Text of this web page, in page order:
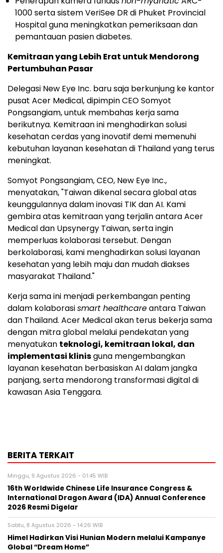
1000 serta sistem VeriSee DR di Phuket Provincial
Hospital guna meningkatkan pemeriksaan dan
pemantauan pasien diabetes.
Kemitraan yang Lebih Erat untuk Mendorong
Pertumbuhan Pasar
Delegasi New Eye Inc. baru saja berkunjung ke kantor
pusat Acer Medical, dipimpin CEO Somyot
Pongsangiam, untuk membahas kerja sama
berikutnya. Kemitraan ini menghadirkan solusi
kesehatan cerdas yang inovatif demi memenuhi
kebutuhan layanan kesehatan di Thailand yang terus
meningkat.
Somyot Pongsangiam, CEO, New Eye Inc.,
menyatakan, "Taiwan dikenal secara global atas
keunggulannya dalam inovasi TIK dan AI. Kami
gembira atas kemitraan yang terjalin antara Acer
Medical dan Upsynergy Taiwan, serta ingin
memperluas kolaborasi tersebut. Dengan
berkolaborasi, kami menghadirkan solusi layanan
kesehatan yang lebih maju dan mudah diakses
masyarakat Thailand."
Kerja sama ini menjadi perkembangan penting
dalam kolaborasismart healthcareantara Taiwan
dan Thailand. Acer Medical akan terus bekerja sama
dengan mitra global melalui pendekatan yang
menyatukan teknologi, kemitraan lokal, dan
implementasi klinisguna mengembangkan
layanan kesehatan berbasiskan AI dalam jangka
panjang, serta mendorong transformasi digital di
kawasan Asia Tenggara.
BERITA TERKAIT
Minggu, 9 Agustus 2026 - 01:45 WIB
16th Worldwide Chinese Life Insurance Congress &
International Dragon Award (IDA) Annual Conference
2026 Resmi Digelar
Sabtu, 8 Agustus 2026 - 14:26 WIB
Himel Hadirkan Visi Hunian Modern melalui Kampanye
Global “Dream Home”